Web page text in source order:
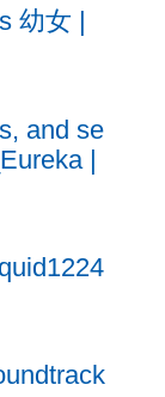
幼女 |
and se
|